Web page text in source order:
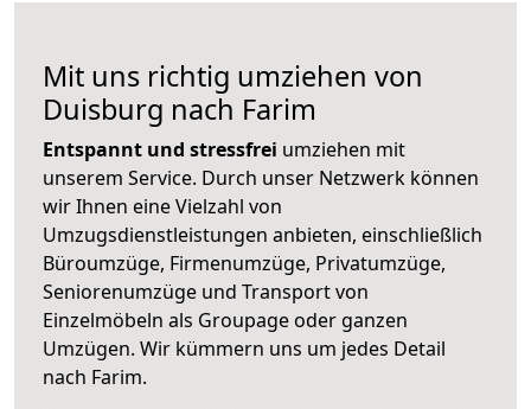
Mit uns richtig umziehen von
Duisburg nach Farim
Entspannt und stressfrei umziehen mit
unserem Service. Durch unser Netzwerk können
wir Ihnen eine Vielzahl von
Umzugsdienstleistungen anbieten, einschließlich
Büroumzüge, Firmenumzüge, Privatumzüge,
Seniorenumzüge und Transport von
Einzelmöbeln als Groupage oder ganzen
Umzügen. Wir kümmern uns um jedes Detail
nach Farim.